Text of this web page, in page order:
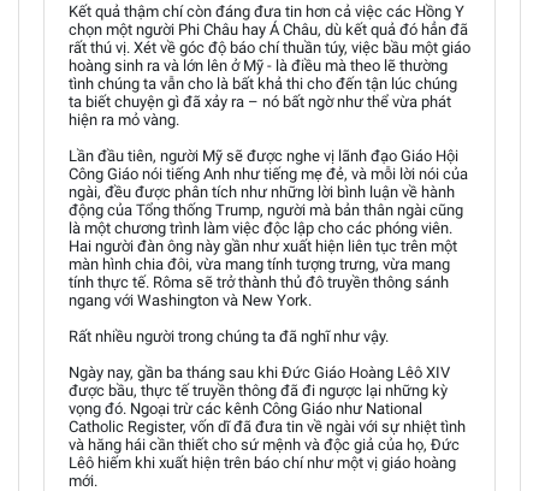
Kết quả thậm chí còn đáng đưa tin hơn cả việc các Hồng Y
chọn một người Phi Châu hay Á Châu, dù kết quả đó hẳn đã
rất thú vị. Xét về góc độ báo chí thuần túy, việc bầu một giáo
hoàng sinh ra và lớn lên ở Mỹ - là điều mà theo lẽ thường
tình chúng ta vẫn cho là bất khả thi cho đến tận lúc chúng
ta biết chuyện gì đã xảy ra – nó bất ngờ như thể vừa phát
hiện ra mỏ vàng.
Lần đầu tiên, người Mỹ sẽ được nghe vị lãnh đạo Giáo Hội
Công Giáo nói tiếng Anh như tiếng mẹ đẻ, và mỗi lời nói của
ngài, đều được phân tích như những lời bình luận về hành
động của Tổng thống Trump, người mà bản thân ngài cũng
là một chương trình làm việc độc lập cho các phóng viên.
Hai người đàn ông này gần như xuất hiện liên tục trên một
màn hình chia đôi, vừa mang tính tượng trưng, vừa mang
tính thực tế. Rôma sẽ trở thành thủ đô truyền thông sánh
ngang với Washington và New York.
Rất nhiều người trong chúng ta đã nghĩ như vậy.
Ngày nay, gần ba tháng sau khi Đức Giáo Hoàng Lêô XIV
được bầu, thực tế truyền thông đã đi ngược lại những kỳ
vọng đó. Ngoại trừ các kênh Công Giáo như National
Catholic Register, vốn dĩ đã đưa tin về ngài với sự nhiệt tình
và hăng hái cần thiết cho sứ mệnh và độc giả của họ, Đức
Lêô hiếm khi xuất hiện trên báo chí như một vị giáo hoàng
mới.